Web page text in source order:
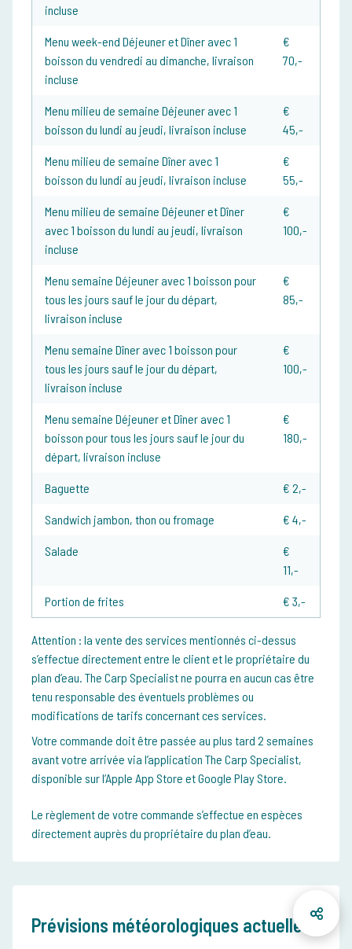
incluse
Menu week-end Déjeuner et Dîner avec 1
boisson du vendredi au dimanche, livraison
incluse
€
70,-
Menu milieu de semaine Déjeuner avec 1
boisson du lundi au jeudi, livraison incluse
€
45,-
Menu milieu de semaine Dîner avec 1
boisson du lundi au jeudi, livraison incluse
€
55,-
Menu milieu de semaine Déjeuner et Dîner
avec 1 boisson du lundi au jeudi, livraison
incluse
€
100,-
Menu semaine Déjeuner avec 1 boisson pour
tous les jours sauf le jour du départ,
livraison incluse
€
85,-
Menu semaine Dîner avec 1 boisson pour
tous les jours sauf le jour du départ,
livraison incluse
€
100,-
Menu semaine Déjeuner et Dîner avec 1
boisson pour tous les jours sauf le jour du
départ, livraison incluse
€
180,-
Baguette € 2,-
Sandwich jambon, thon ou fromage € 4,-
Salade
€
11,-
Portion de frites € 3,-
Attention : la vente des services mentionnés ci-dessus
s’effectue directement entre le client et le propriétaire du
plan d’eau. The Carp Specialist ne pourra en aucun cas être
tenu responsable des éventuels problèmes ou
modifications de tarifs concernant ces services.
Votre commande doit être passée au plus tard 2 semaines
avant votre arrivée via l’application The Carp Specialist,
disponible sur l’Apple App Store et Google Play Store.
Le règlement de votre commande s’effectue en espèces
directement auprès du propriétaire du plan d’eau.
Prévisions météorologiques actuelles